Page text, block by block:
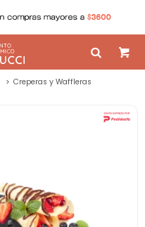
Creperas y Waffleras